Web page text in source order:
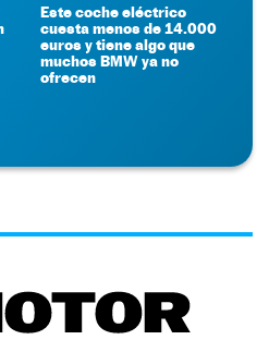
Este coche eléctrico
cuesta menos de 14.000
euros y tiene algo que
muchos BMW ya no
ofrecen